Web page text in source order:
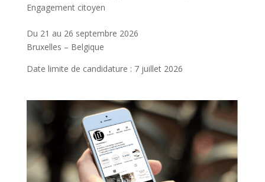
Engagement citoyen
Du 21 au 26 septembre 2026
Bruxelles – Belgique
Date limite de candidature : 7 juillet 2026